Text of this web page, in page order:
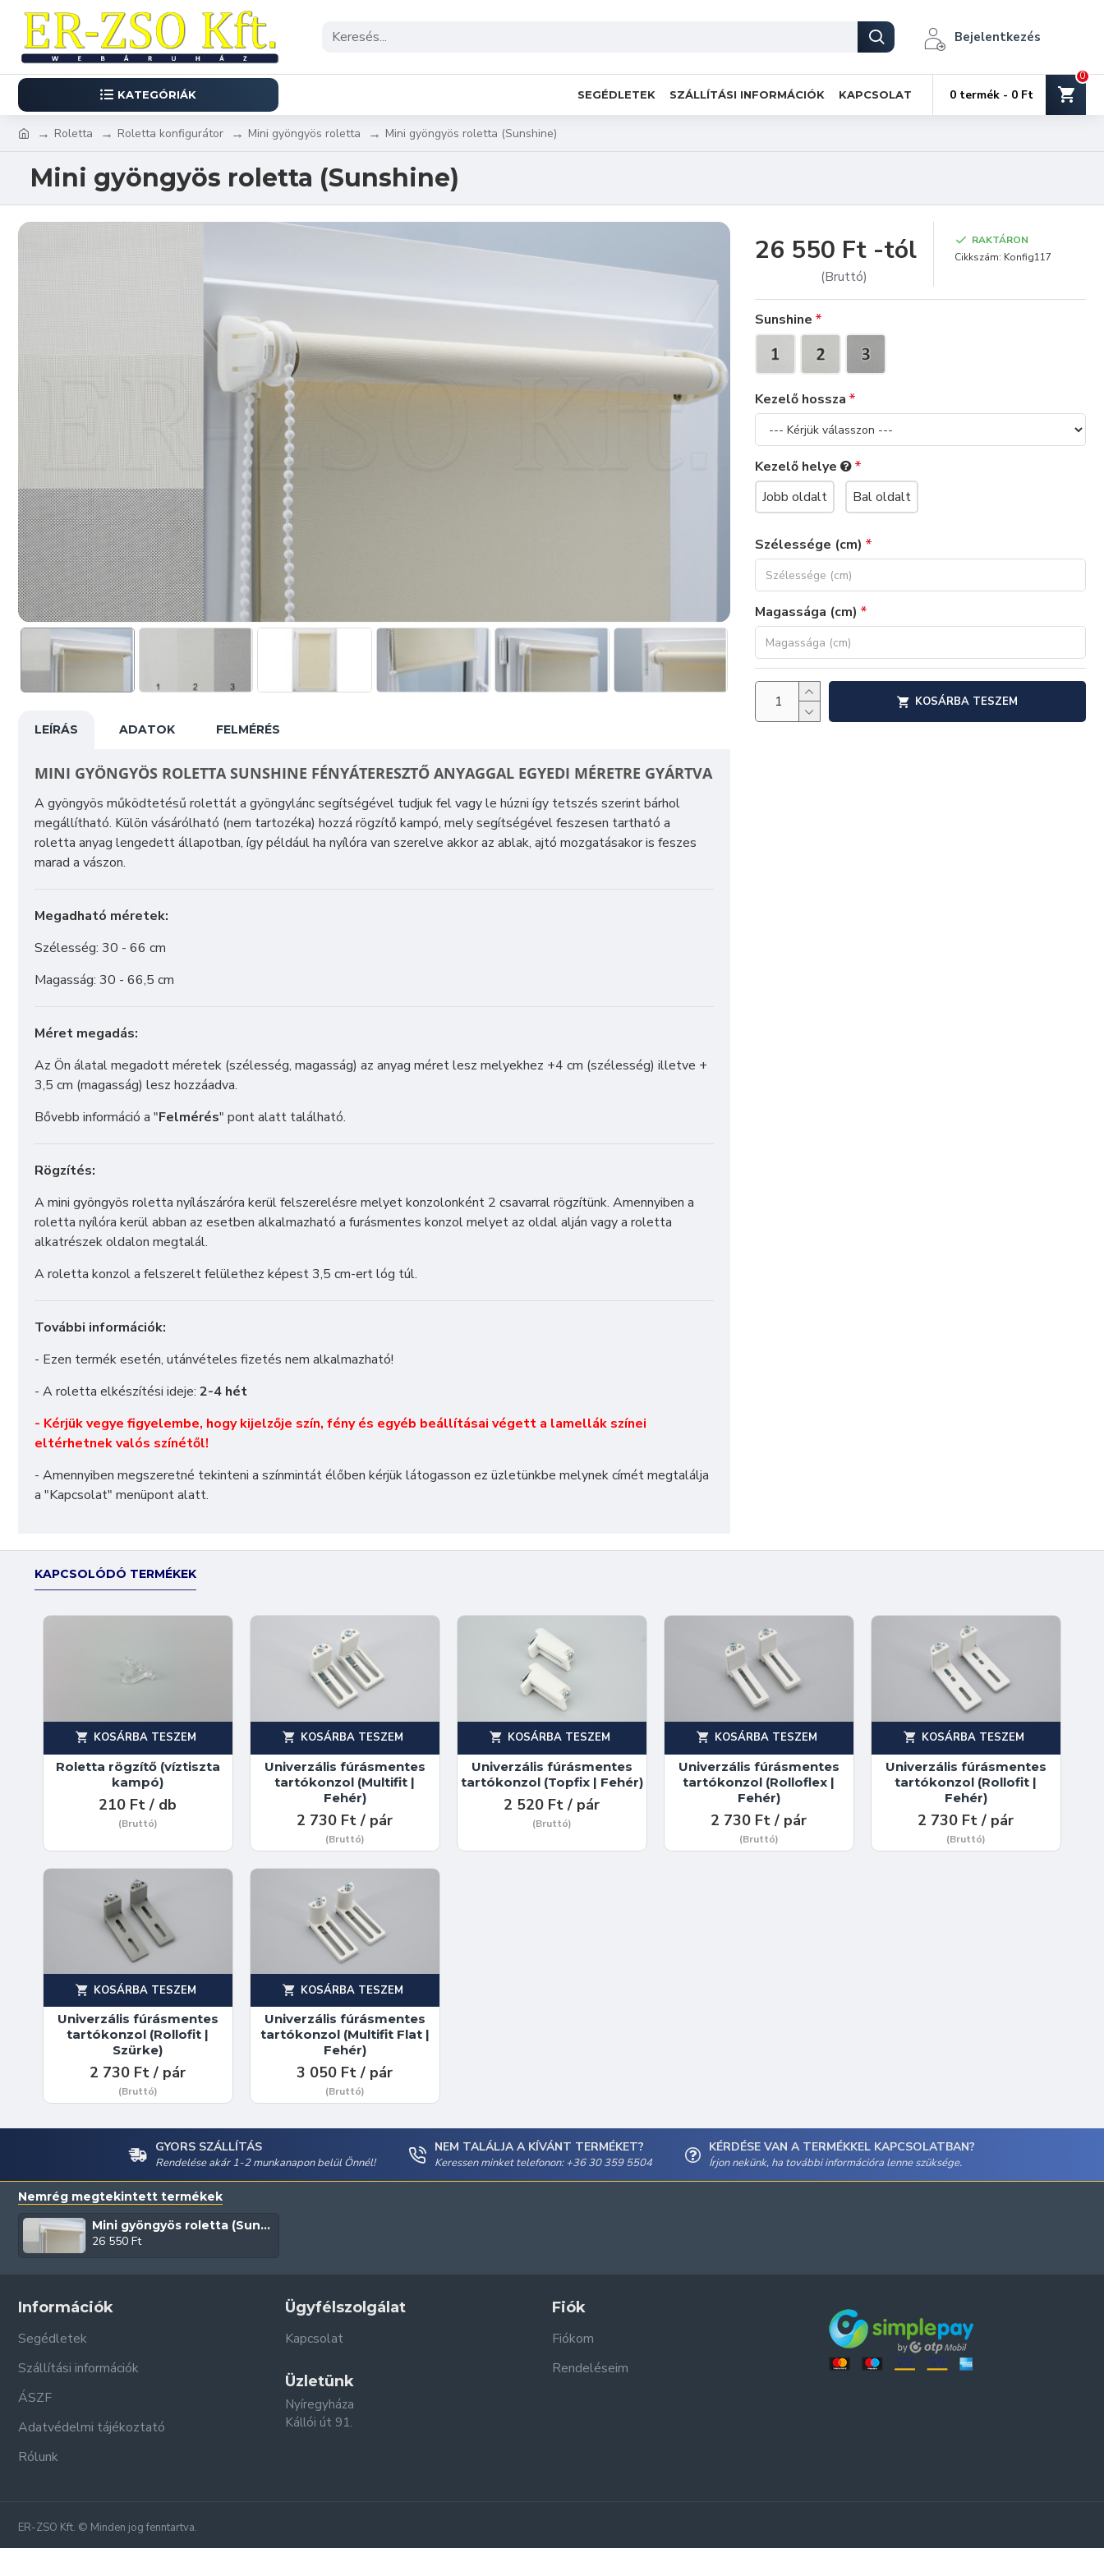
Bejelentkezés
KATEGÓRIÁK SEGÉDLETEK SZÁLLÍTÁSI INFORMÁCIÓK KAPCSOLAT 0 termék - 0 Ft
0
Roletta Roletta konfigurátor Mini gyöngyös roletta Mini gyöngyös roletta (Sunshine)
Mini gyöngyös roletta (Sunshine)
LEÍRÁS ADATOK FELMÉRÉS
MINI GYÖNGYÖS ROLETTA SUNSHINE FÉNYÁTERESZTŐ ANYAGGAL EGYEDI MÉRETRE GYÁRTVA
A gyöngyös működtetésű rolettát a gyöngylánc segítségével tudjuk fel vagy le húzni így tetszés szerint bárhol
megállítható. Külön vásárólható (nem tartozéka) hozzá rögzítő kampó, mely segítségével feszesen tartható a
roletta anyag lengedett állapotban, így például ha nyílóra van szerelve akkor az ablak, ajtó mozgatásakor is feszes
marad a vászon.
Megadható méretek:
Szélesség: 30 - 66 cm
Magasság: 30 - 66,5 cm
Méret megadás:
Az Ön álatal megadott méretek (szélesség, magasság) az anyag méret lesz melyekhez +4 cm (szélesség) illetve +
3,5 cm (magasság) lesz hozzáadva.
Bővebb információ a "Felmérés" pont alatt található.
Rögzítés:
A mini gyöngyös roletta nyílászáróra kerül felszerelésre melyet konzolonként 2 csavarral rögzítünk. Amennyiben a
roletta nyílóra kerül abban az esetben alkalmazható a furásmentes konzol melyet az oldal alján vagy a roletta
alkatrészek oldalon megtalál.
A roletta konzol a felszerelt felülethez képest 3,5 cm-ert lóg túl.
További információk:
- Ezen termék esetén, utánvételes fizetés nem alkalmazható!
- A roletta elkészítési ideje: 2-4 hét
- Kérjük vegye figyelembe, hogy kijelzője szín, fény és egyéb beállításai végett a lamellák színei
eltérhetnek valós színétől!
- Amennyiben megszeretné tekinteni a színmintát élőben kérjük látogasson ez üzletünkbe melynek címét megtalálja
a "Kapcsolat" menüpont alatt.
26 550 Ft -tól
(Bruttó)
RAKTÁRON
Cikkszám: Konfig117
Sunshine
Kezelő hossza
Kezelő helye
Jobb oldalt
Bal oldalt
Szélessége (cm)
Magassága (cm)
KOSÁRBA TESZEM
KAPCSOLÓDÓ TERMÉKEK
Roletta rögzítő (víztiszta
kampó)
210 Ft / db
(Bruttó)
KOSÁRBA TESZEM
Univerzális fúrásmentes
tartókonzol (Multifit |
Fehér)
2 730 Ft / pár
(Bruttó)
KOSÁRBA TESZEM
Univerzális fúrásmentes
tartókonzol (Topfix | Fehér)
2 520 Ft / pár
(Bruttó)
KOSÁRBA TESZEM
Univerzális fúrásmentes
tartókonzol (Rolloflex |
Fehér)
2 730 Ft / pár
(Bruttó)
KOSÁRBA TESZEM
Univerzális fúrásmentes
tartókonzol (Rollofit |
Fehér)
2 730 Ft / pár
(Bruttó)
KOSÁRBA TESZEM
Univerzális fúrásmentes
tartókonzol (Rollofit |
Szürke)
2 730 Ft / pár
(Bruttó)
KOSÁRBA TESZEM
Univerzális fúrásmentes
tartókonzol (Multifit Flat |
Fehér)
3 050 Ft / pár
(Bruttó)
KOSÁRBA TESZEM
GYORS SZÁLLÍTÁS
Rendelése akár 1-2 munkanapon belül Önnél!
NEM TALÁLJA A KÍVÁNT TERMÉKET?
Keressen minket telefonon: +36 30 359 5504
KÉRDÉSE VAN A TERMÉKKEL KAPCSOLATBAN?
Írjon nekünk, ha további információra lenne szüksége.
Nemrég megtekintett termékek
Mini gyöngyös roletta (Sunshine)
26 550 Ft
Információk
Segédletek
Szállítási információk
ÁSZF
Adatvédelmi tájékoztató
Rólunk
Ügyfélszolgálat
Kapcsolat
Üzletünk
Nyíregyháza
Kállói út 91.
Fiók
Fiókom
Rendeléseim
ER-ZSO Kft. © Minden jog fenntartva.